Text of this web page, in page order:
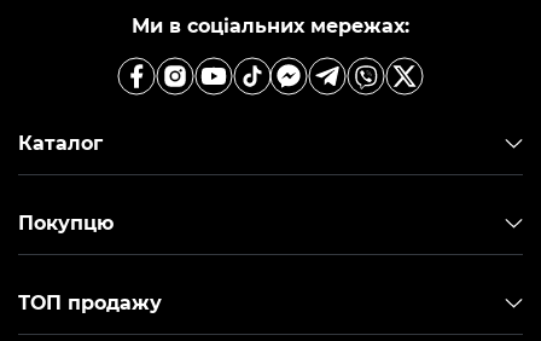
В інтернет-магазині Artline ви зможете купити
моноблок 23.8 дюймів з різними технічними
характеристиками на будь-який смак і потреби.
інших особливостей гарантують величезний вибір,
себе.
Ми в соціальних мережах:
Каталог
Покупцю
ТОП продажу